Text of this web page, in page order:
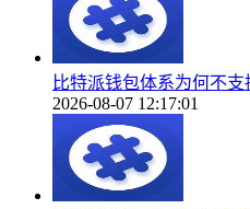
比特派钱包体系为何不
2026-08-07 12:17:01